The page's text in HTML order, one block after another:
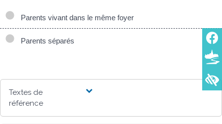
Parents vivant dans le même foyer
Parents séparés
Textes de
référence